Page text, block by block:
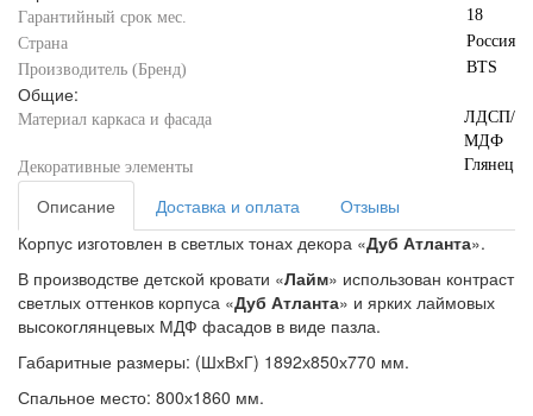
Гарантийный срок мес.
18
Страна
Россия
Производитель (Бренд)
BTS
Общие:
Материал каркаса и фасада
ЛДСП/
МДФ
Декоративные элементы
Глянец
Описание Доставка и оплата
Отзывы
Корпус изготовлен в светлых тонах декора «Дуб Атланта».
В производстве детской кровати «Лайм» использован контраст
светлых оттенков корпуса «Дуб Атланта» и ярких лаймовых
высокоглянцевых МДФ фасадов в виде пазла.
Габаритные размеры: (ШхВхГ) 1892х850х770 мм.
Спальное место: 800х1860 мм.